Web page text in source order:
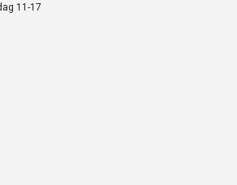
11-17